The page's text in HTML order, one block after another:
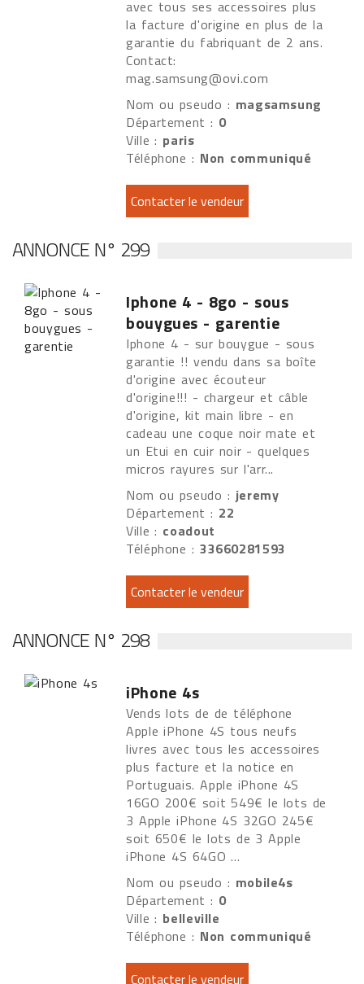
avec tous ses accessoires plus
la facture d'origine en plus de la
garantie du fabriquant de 2 ans.
Contact:
mag.samsung@ovi.com
Nom ou pseudo : magsamsung
Département : 0
Ville : paris
Téléphone : Non communiqué
ANNONCE N° 299
Iphone 4 - 8go - sous
bouygues - garentie
Iphone 4 - sur bouygue - sous
garantie !! vendu dans sa boîte
d'origine avec écouteur
d'origine!!! - chargeur et câble
d'origine, kit main libre - en
cadeau une coque noir mate et
un Etui en cuir noir - quelques
micros rayures sur l'arr...
Nom ou pseudo : jeremy
Département : 22
Ville : coadout
Téléphone : 33660281593
ANNONCE N° 298
iPhone 4s
Vends lots de de téléphone
Apple iPhone 4S tous neufs
livres avec tous les accessoires
plus facture et la notice en
Portuguais. Apple iPhone 4S
16GO 200€ soit 549€ le lots de
3 Apple iPhone 4S 32GO 245€
soit 650€ le lots de 3 Apple
iPhone 4S 64GO ...
Nom ou pseudo : mobile4s
Département : 0
Ville : belleville
Téléphone : Non communiqué